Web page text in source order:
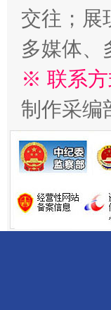
交往；展
多媒体、
※ 联系方
制作采编